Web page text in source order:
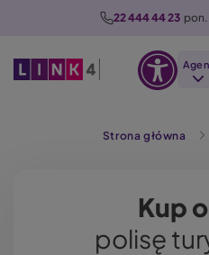
22 444 44 23
Strona główna
Kup
polisę